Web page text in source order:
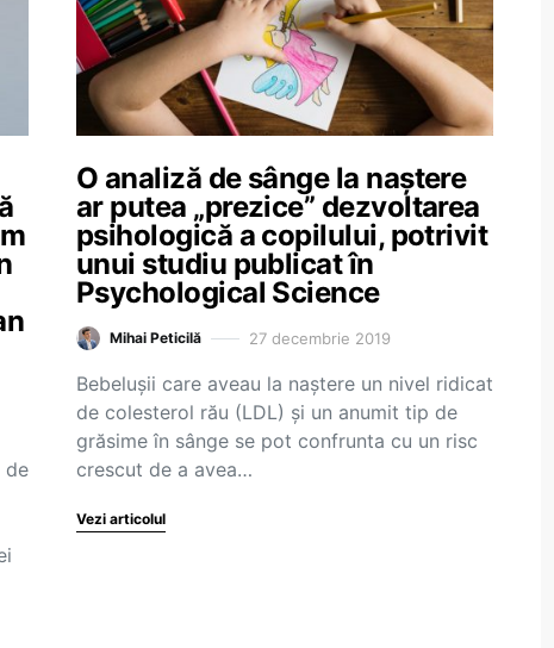
de
O analiză de sânge la naștere
ar putea „prezice” dezvoltarea
psihologică a copilului, potrivit
unui studiu publicat în
Psychological Science
Mihai Peticilă 27 decembrie 2019
Bebelușii care aveau la naștere un nivel ridicat
de colesterol rău (LDL) și un anumit tip de
grăsime în sânge se pot confrunta cu un risc
crescut de a avea…
Vezi articolul